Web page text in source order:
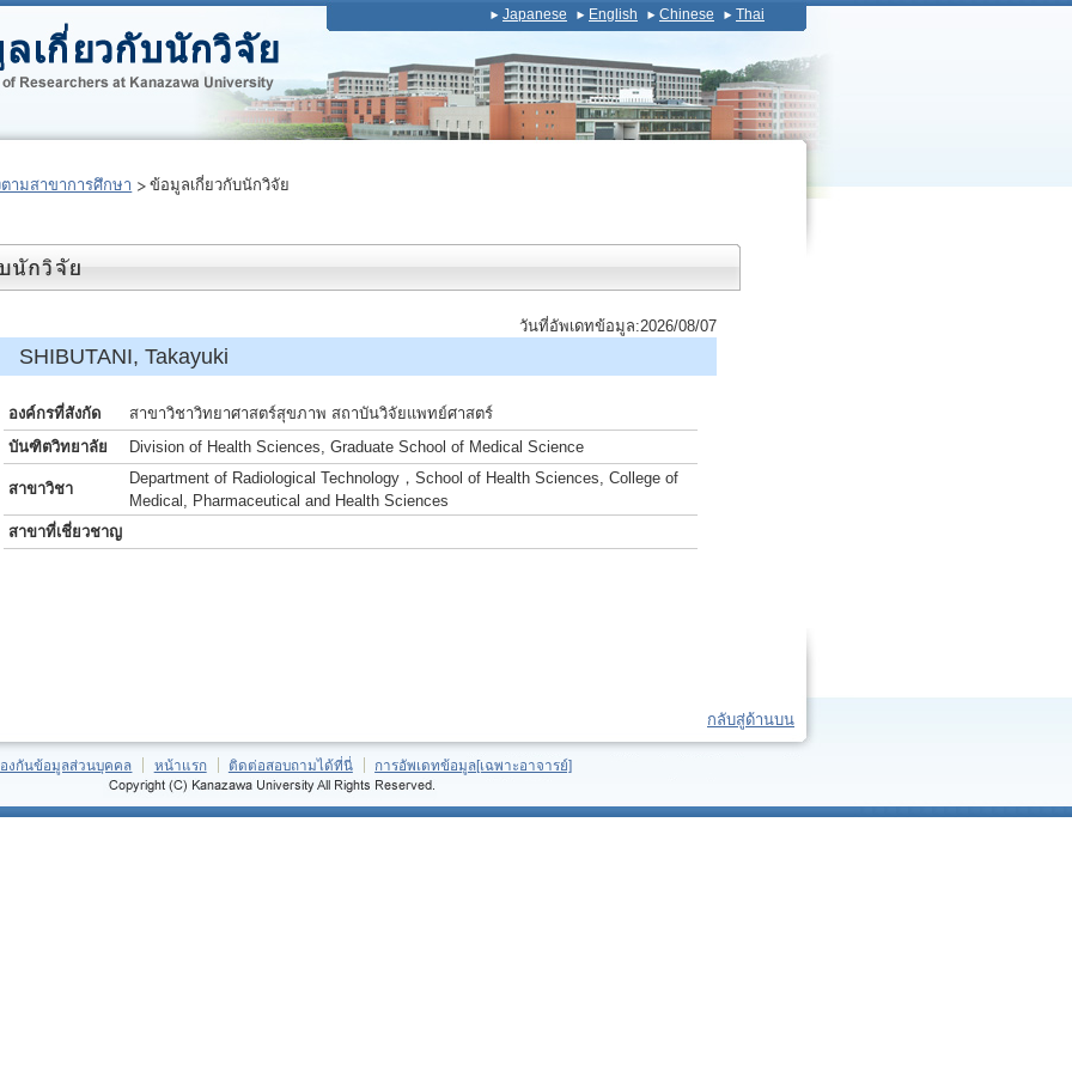
Japanese English Chinese Thai
ามสาขาการศึกษา ข้อมูลเกี่ยวกับนักวิจัย
วันที่อัพเดทข้อมูล:2026/08/07
Takayuki
องค์กรที่สังกัด
สาขาวิชาวิทยาศาสตร์สุขภาพ สถาบันวิจัยแพทย์ศาสตร์
บันฑิตวิทยาลัย
Division of Health Sciences, Graduate School of Medical Science
สาขาวิชา
Department of Radiological Technology，School of Health Sciences, College of
Medical, Pharmaceutical and Health Sciences
สาขาที่เชี่ยวชาญ
กลับสู่ด้านบน
งกันข้อมูลส่วนบุคคล หน้าแรก ติดต่อสอบถามได้ที่นี่ การอัพเดทข้อมูล[เฉพาะอาจารย์]